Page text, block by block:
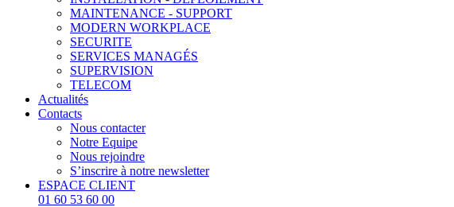
MAINTENANCE - SUPPORT
MODERN WORKPLACE
SECURITE
SERVICES MANAGÉS
SUPERVISION
TELECOM
Actualités
Contacts
Nous contacter
Notre Equipe
Nous rejoindre
S’inscrire à notre newsletter
ESPACE CLIENT
01 60 53 60 00